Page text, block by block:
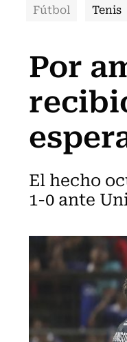
Fútbol Tenis
Por
El hecho
1-0 ante